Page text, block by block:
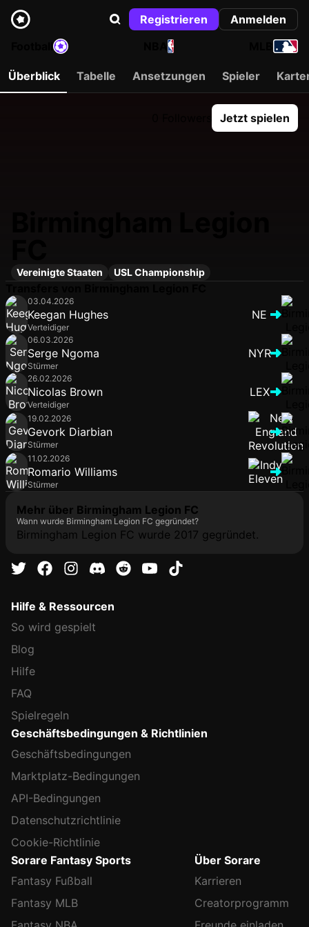
Registrieren
Anmelden
NBA
Überblick Tabelle Ansetzungen Spieler
Jetzt spielen
Vereinigte Staaten USL Championship
03.04.2026
Keegan Hughes
Verteidiger
NE
06.03.2026
Serge Ngoma
Stürmer
NYR
26.02.2026
Nicolas Brown
Verteidiger
LEX
19.02.2026
Gevork Diarbian
Stürmer
11.02.2026
Romario Williams
Stürmer
Mehr über Birmingham Legion FC
Wann wurde Birmingham Legion FC gegründet?
Birmingham Legion FC wurde 2017 gegründet.
Hilfe & Ressourcen
So wird gespielt
Blog
Hilfe
FAQ
Spielregeln
Geschäftsbedingungen & Richtlinien
Geschäftsbedingungen
Marktplatz-Bedingungen
API-Bedingungen
Datenschutzrichtlinie
Cookie-Richtlinie
Sorare Fantasy Sports
Fantasy Fußball
Fantasy MLB
Über Sorare
Karrieren
Creatorprogramm